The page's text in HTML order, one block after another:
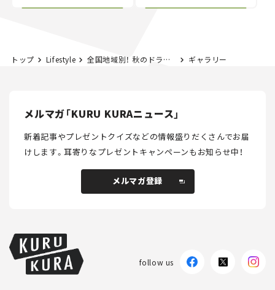
トップ Lifestyle 全国地域別！ 秋のドライブで行きたい場所ランキング2024。絶景を求めて旅に出よう。 ギャラリー
メルマガ「KURU KURAニュース」
新着記事やプレゼントクイズなどの情報盛りだくさんでお届
けします。耳寄りなプレゼントキャンペーンもお知らせ中！
メルマガ登録
follow us